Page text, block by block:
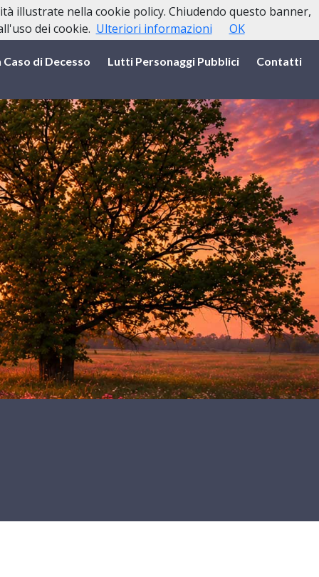
Caso di Decesso Lutti Personaggi Pubblici Contatti
illustrate nella cookie policy. Chiudendo questo banner,
dei cookie. Ulteriori informazioni OK